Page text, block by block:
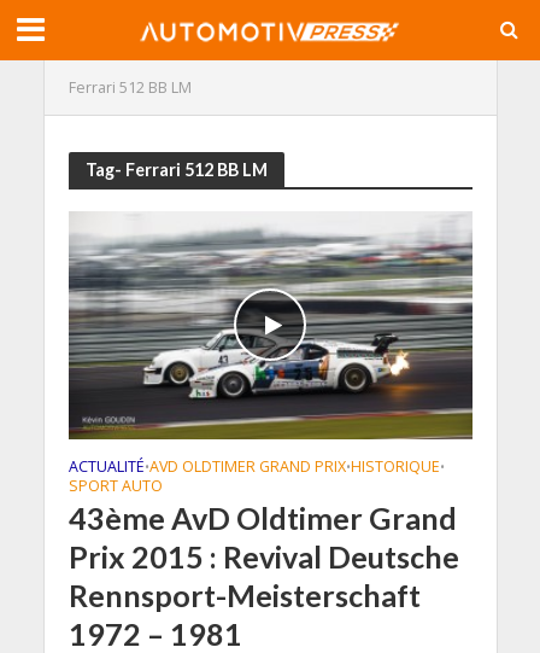
Ferrari 512 BB LM
Tag- Ferrari 512 BB LM
ACTUALITÉ•AVD OLDTIMER GRAND PRIX•HISTORIQUE•
SPORT AUTO
43ème AvD Oldtimer Grand
Prix 2015 : Revival Deutsche
Rennsport-Meisterschaft
1972 – 1981